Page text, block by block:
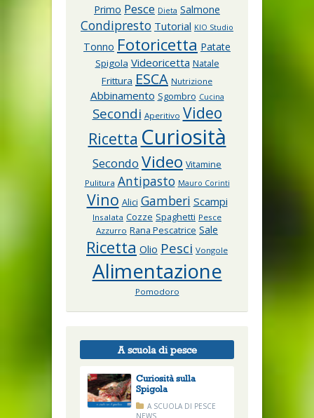
Primo Pesce Dieta Salmone
Condipresto Tutorial KIO Studio
Tonno Fotoricetta Patate
Spigola Videoricetta Natale
Frittura ESCA Nutrizione
Abbinamento Sgombro Cucina
Secondi Aperitivo Video
Ricetta Curiosità
Secondo Video Vitamine
Pulitura Antipasto Mauro Corinti
Vino Alici Gamberi Scampi
Insalata Cozze Spaghetti Pesce
Azzurro Rana Pescatrice Sale
Ricetta Olio Pesci Vongole
Alimentazione
Pomodoro
A scuola di pesce
Curiosità sulla
Spigola
A SCUOLA DI PESCE